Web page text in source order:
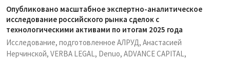
Опубликовано масштабное экспертно-аналитическое
исследование российского рынка сделок с
технологическими активами по итогам 2025 года
Исследование, подготовленное АЛРУД, Анастасией
Нерчинской, VERBA LEGAL, Denuo, ADVANCE CAPITAL,